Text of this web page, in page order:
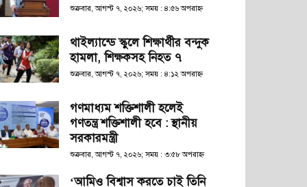
শুক্রবার, আগস্ট ৭, ২০২৬; সময় : ৪:৫৬ অপরাহ্ণ
থাইল্যান্ডে স্কুলে শিক্ষার্থীর বন্দুক
হামলা, শিক্ষকসহ নিহত ৭
শুক্রবার, আগস্ট ৭, ২০২৬; সময় : ৪:১২ অপরাহ্ণ
গণমাধ্যম শক্তিশালী হলেই
গণতন্ত্র শক্তিশালী হবে : স্থানীয়
সরকারমন্ত্রী
শুক্রবার, আগস্ট ৭, ২০২৬; সময় : ৩:৫৮ অপরাহ্ণ
‘আমিও বিশ্বাস করতে চাই তিনি